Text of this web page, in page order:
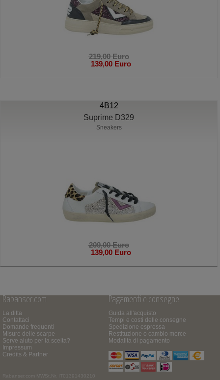
219,00 Euro
139,00 Euro
4B12
Suprime D329
Sneakers
209,00 Euro
139,00 Euro
Rabanser.com
La ditta
Contattaci
Domande frequenti
Misure delle scarpe
Serve aiuto per la scelta?
Impressum
Credits & Partner
Rabanser.com
MWSt.Nr. IT01391430210
Pagamenti e consegne
Guida all'acquisto
Tempi e costi delle consegne
Spedizione espressa
Restituzione o cambio merce
Modalità di pagamento